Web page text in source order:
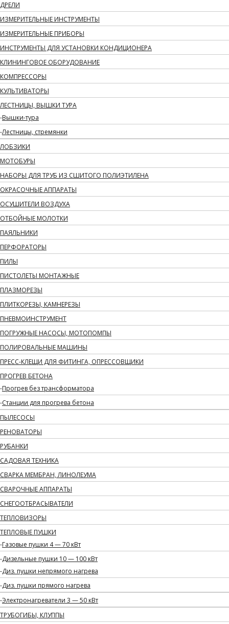
ДРЕЛИ
ИЗМЕРИТЕЛЬНЫЕ ИНСТРУМЕНТЫ
ИЗМЕРИТЕЛЬНЫЕ ПРИБОРЫ
ИНСТРУМЕНТЫ ДЛЯ УСТАНОВКИ КОНДИЦИОНЕРА
КЛИНИНГОВОЕ ОБОРУДОВАНИЕ
КОМПРЕССОРЫ
КУЛЬТИВАТОРЫ
ЛЕСТНИЦЫ, ВЫШКИ ТУРА
Вышки-тура
Лестницы, стремянки
ЛОБЗИКИ
МОТОБУРЫ
НАБОРЫ ДЛЯ ТРУБ ИЗ СШИТОГО ПОЛИЭТИЛЕНА
ОКРАСОЧНЫЕ АППАРАТЫ
ОСУШИТЕЛИ ВОЗДУХА
ОТБОЙНЫЕ МОЛОТКИ
ПАЯЛЬНИКИ
ПЕРФОРАТОРЫ
ПИЛЫ
ПИСТОЛЕТЫ МОНТАЖНЫЕ
ПЛАЗМОРЕЗЫ
ПЛИТКОРЕЗЫ, КАМНЕРЕЗЫ
ПНЕВМОИНСТРУМЕНТ
ПОГРУЖНЫЕ НАСОСЫ, МОТОПОМПЫ
ПОЛИРОВАЛЬНЫЕ МАШИНЫ
ПРЕСС-КЛЕЩИ ДЛЯ ФИТИНГА, ОПРЕССОВЩИКИ
ПРОГРЕВ БЕТОНА
Прогрев без трансформатора
Станции для прогрева бетона
ПЫЛЕСОСЫ
РЕНОВАТОРЫ
РУБАНКИ
САДОВАЯ ТЕХНИКА
СВАРКА МЕМБРАН, ЛИНОЛЕУМА
СВАРОЧНЫЕ АППАРАТЫ
СНЕГООТБРАСЫВАТЕЛИ
ТЕПЛОВИЗОРЫ
ТЕПЛОВЫЕ ПУШКИ
Газовые пушки 4 — 70 кВт
Дизельные пушки 10 — 100 кВт
Диз. пушки непрямого нагрева
Диз. пушки прямого нагрева
Электронагреватели 3 — 50 кВт
ТРУБОГИБЫ, КЛУППЫ